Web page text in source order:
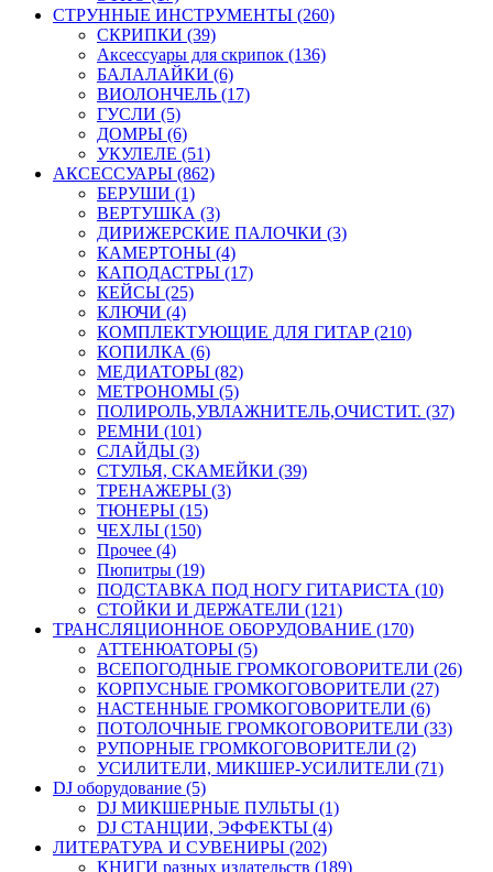
СТРУННЫЕ ИНСТРУМЕНТЫ (260)
СКРИПКИ (39)
Аксессуары для скрипок (136)
БАЛАЛАЙКИ (6)
ВИОЛОНЧЕЛЬ (17)
ГУСЛИ (5)
ДОМРЫ (6)
УКУЛЕЛЕ (51)
АКСЕССУАРЫ (862)
БЕРУШИ (1)
ВЕРТУШКА (3)
ДИРИЖЕРСКИЕ ПАЛОЧКИ (3)
КАМЕРТОНЫ (4)
КАПОДАСТРЫ (17)
КЕЙСЫ (25)
КЛЮЧИ (4)
КОМПЛЕКТУЮЩИЕ ДЛЯ ГИТАР (210)
КОПИЛКА (6)
МЕДИАТОРЫ (82)
МЕТРОНОМЫ (5)
ПОЛИРОЛЬ,УВЛАЖНИТЕЛЬ,ОЧИСТИТ. (37)
РЕМНИ (101)
СЛАЙДЫ (3)
СТУЛЬЯ, СКАМЕЙКИ (39)
ТРЕНАЖЕРЫ (3)
ТЮНЕРЫ (15)
ЧЕХЛЫ (150)
Прочее (4)
Пюпитры (19)
ПОДСТАВКА ПОД НОГУ ГИТАРИСТА (10)
СТОЙКИ И ДЕРЖАТЕЛИ (121)
ТРАНСЛЯЦИОННОЕ ОБОРУДОВАНИЕ (170)
АТТЕНЮАТОРЫ (5)
ВСЕПОГОДНЫЕ ГРОМКОГОВОРИТЕЛИ (26)
КОРПУСНЫЕ ГРОМКОГОВОРИТЕЛИ (27)
НАСТЕННЫЕ ГРОМКОГОВОРИТЕЛИ (6)
ПОТОЛОЧНЫЕ ГРОМКОГОВОРИТЕЛИ (33)
РУПОРНЫЕ ГРОМКОГОВОРИТЕЛИ (2)
УСИЛИТЕЛИ, МИКШЕР-УСИЛИТЕЛИ (71)
DJ оборудование (5)
DJ МИКШЕРНЫЕ ПУЛЬТЫ (1)
DJ СТАНЦИИ, ЭФФЕКТЫ (4)
ЛИТЕРАТУРА И СУВЕНИРЫ (202)
КНИГИ разных издательств (189)